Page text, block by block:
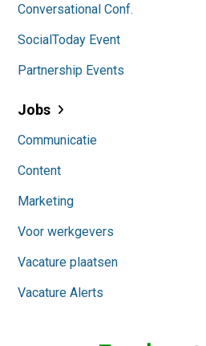
Conversational Conf.
SocialToday Event
Partnership Events
Jobs
Communicatie
Content
Marketing
Voor werkgevers
Vacature plaatsen
Vacature Alerts